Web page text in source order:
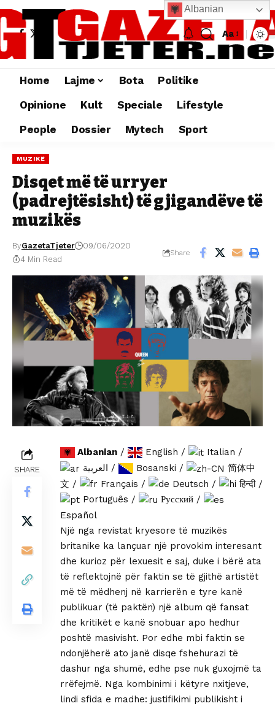
Aa
Home Lajme Bota
Politike
Opinione
Kult Speciale
Lifestyle
People
Dossier Mytech Sport
MUZIKË
Disqet më të urryer
(padrejtësisht) të gjigandëve të
muzikës
ByGazetaTjeter
09/06/2020
4 Min Read
Share
SHARE
Albanian / English / Italian /
العربية / Bosanski /
简体中
文 / Français / Deutsch / हिन्दी/
Português / Русский /
Español
Një nga revistat kryesore të muzikës
britanike ka lançuar një provokim interesant
dhe kurioz për lexuesit e saj, duke i bërë ata
të reflektojnë për faktin se të gjithë artistët
më të mëdhenj në karrierën e tyre kanë
publikuar (të paktën) një album që fansat
dhe kritikët e kanë snobuar apo hedhur
poshtë masivisht. Por edhe mbi faktin se
ndonjëherë ato janë disqe fshehurazi të
dashur nga shumë, edhe pse nuk guxojmë ta
rrëfejmë. Nga kombinimi i këtyre nxitjeve,
lindi sfida e madhe: justifikimi publikisht i
Albanian